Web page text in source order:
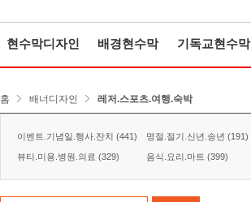
현수막디자인 배경현수막 기독교현수막
홈 배너디자인 레저.스포츠.여행.숙박
이벤트.기념일.행사.잔치 (441) 명절.절기.신년.송년 (191)
뷰티.미용.병원.의료 (329) 음식.요리.마트 (399)